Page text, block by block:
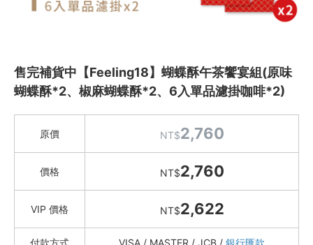
AMEDEI 頂級巧克力
奇華
久久津
Miss V Bakery
愛吃冰
樂斐 LOPFAIT 禮盒
Le Ruban 法朋蛋黃酥
老雪花齋 (百年老店)
售完補貨中【Feeling18】蝴蝶酥午茶饗宴組(原味
蝴蝶酥*2、椒麻蝴蝶酥*2、6入單品濾掛咖啡*2)
原價 NT$2,760
價格 NT$2,760
VIP 價格 NT$2,622
付款方式 VISA / MASTER / JCB / 銀行匯款